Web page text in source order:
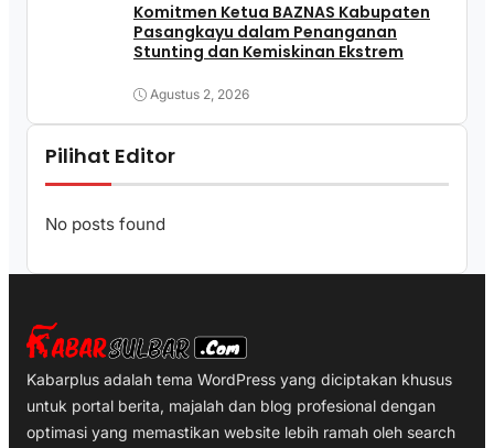
Komitmen Ketua BAZNAS Kabupaten
Pasangkayu dalam Penanganan
Stunting dan Kemiskinan Ekstrem
Agustus 2, 2026
Pilihat Editor
No posts found
Kabarplus adalah tema WordPress yang diciptakan khusus
untuk portal berita, majalah dan blog profesional dengan
optimasi yang memastikan website lebih ramah oleh search